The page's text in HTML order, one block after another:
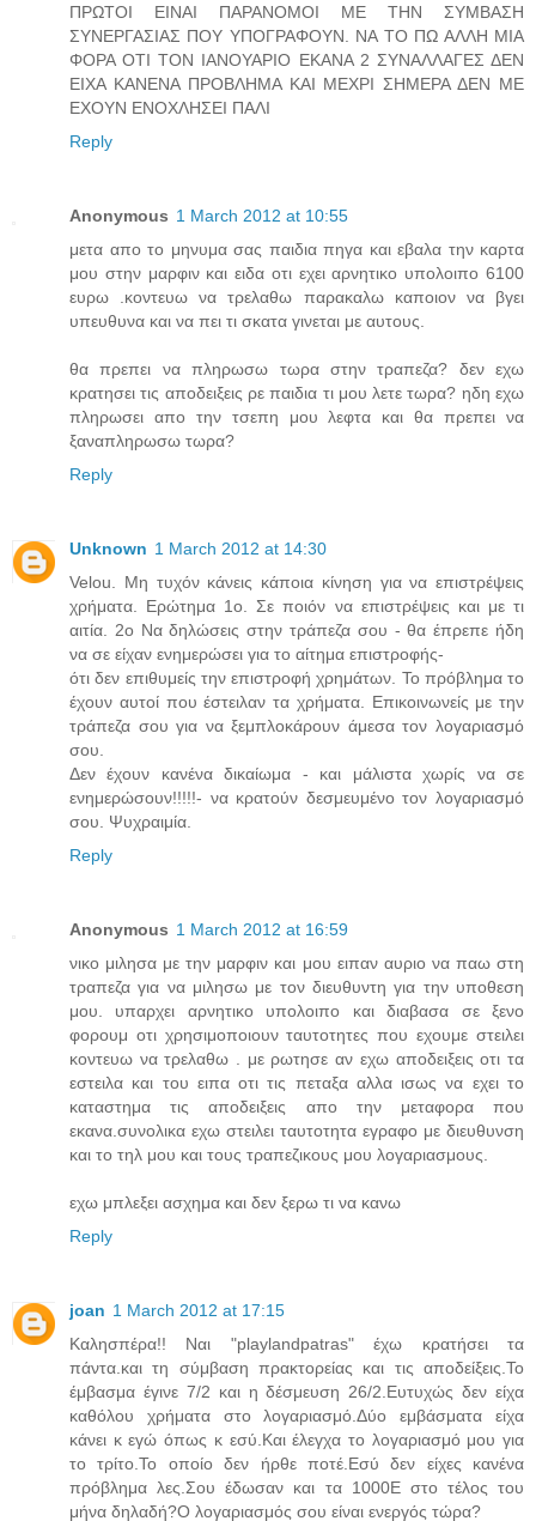
ΠΡΩΤΟΙ ΕΙΝΑΙ ΠΑΡΑΝΟΜΟΙ ΜΕ ΤΗΝ ΣΥΜΒΑΣΗ
ΣΥΝΕΡΓΑΣΙΑΣ ΠΟΥ ΥΠΟΓΡΑΦΟΥΝ. ΝΑ ΤΟ ΠΩ ΑΛΛΗ ΜΙΑ
ΦΟΡΑ ΟΤΙ ΤΟΝ ΙΑΝΟΥΑΡΙΟ ΕΚΑΝΑ 2 ΣΥΝΑΛΛΑΓΕΣ ΔΕΝ
ΕΙΧΑ ΚΑΝΕΝΑ ΠΡΟΒΛΗΜΑ ΚΑΙ ΜΕΧΡΙ ΣΗΜΕΡΑ ΔΕΝ ΜΕ
ΕΧΟΥΝ ΕΝΟΧΛΗΣΕΙ ΠΑΛΙ
Reply
Anonymous 1 March 2012 at 10:55
μετα απο το μηνυμα σας παιδια πηγα και εβαλα την καρτα
μου στην μαρφιν και ειδα οτι εχει αρνητικο υπολοιπο 6100
ευρω .κοντευω να τρελαθω παρακαλω καποιον να βγει
υπευθυνα και να πει τι σκατα γινεται με αυτους.
θα πρεπει να πληρωσω τωρα στην τραπεζα? δεν εχω
κρατησει τις αποδειξεις ρε παιδια τι μου λετε τωρα? ηδη εχω
πληρωσει απο την τσεπη μου λεφτα και θα πρεπει να
ξαναπληρωσω τωρα?
Reply
Unknown 1 March 2012 at 14:30
Velou. Μη τυχόν κάνεις κάποια κίνηση για να επιστρέψεις
χρήματα. Ερώτημα 1ο. Σε ποιόν να επιστρέψεις και με τι
αιτία. 2ο Να δηλώσεις στην τράπεζα σου - θα έπρεπε ήδη
να σε είχαν ενημερώσει για το αίτημα επιστροφής-
ότι δεν επιθυμείς την επιστροφή χρημάτων. Το πρόβλημα το
έχουν αυτοί που έστειλαν τα χρήματα. Επικοινωνείς με την
τράπεζα σου για να ξεμπλοκάρουν άμεσα τον λογαριασμό
σου.
Δεν έχουν κανένα δικαίωμα - και μάλιστα χωρίς να σε
ενημερώσουν!!!!!- να κρατούν δεσμευμένο τον λογαριασμό
σου. Ψυχραιμία.
Reply
Anonymous 1 March 2012 at 16:59
νικο μιλησα με την μαρφιν και μου ειπαν αυριο να παω στη
τραπεζα για να μιλησω με τον διευθυντη για την υποθεση
μου. υπαρχει αρνητικο υπολοιπο και διαβασα σε ξενο
φορουμ οτι χρησιμοποιουν ταυτοτητες που εχουμε στειλει
κοντευω να τρελαθω . με ρωτησε αν εχω αποδειξεις οτι τα
εστειλα και του ειπα οτι τις πεταξα αλλα ισως να εχει το
καταστημα τις αποδειξεις απο την μεταφορα που
εκανα.συνολικα εχω στειλει ταυτοτητα εγραφο με διευθυνση
και το τηλ μου και τους τραπεζικους μου λογαριασμους.
εχω μπλεξει ασχημα και δεν ξερω τι να κανω
Reply
joan 1 March 2012 at 17:15
Καλησπέρα!! Ναι "playlandpatras" έχω κρατήσει τα
πάντα.και τη σύμβαση πρακτορείας και τις αποδείξεις.Το
έμβασμα έγινε 7/2 και η δέσμευση 26/2.Ευτυχώς δεν είχα
καθόλου χρήματα στο λογαριασμό.Δύο εμβάσματα είχα
κάνει κ εγώ όπως κ εσύ.Και έλεγχα το λογαριασμό μου για
το τρίτο.Το οποίο δεν ήρθε ποτέ.Εσύ δεν είχες κανένα
πρόβλημα λες.Σου έδωσαν και τα 1000Ε στο τέλος του
μήνα δηλαδή?Ο λογαριασμός σου είναι ενεργός τώρα?